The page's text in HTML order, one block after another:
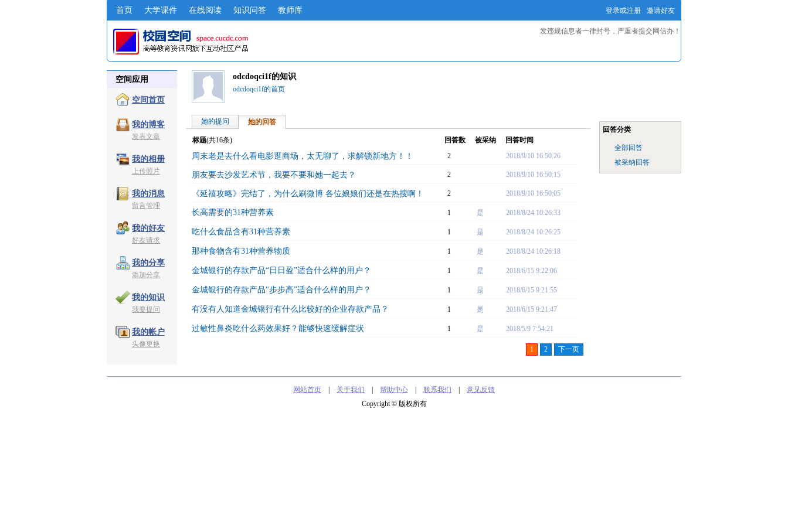
登录或注册 邀请好友
首页 大学课件 在线阅读 知识问答 教师库
发违规信息者一律封号，严重者提交网信办！
空间应用
空间首页
我的博客
发表文章
我的相册
上传照片
我的消息
留言管理
我的好友
好友请求
我的分享
添加分享
我的知识
我要提问
我的帐户
头像更换
odcdoqci1f的知识
odcdoqci1f的首页
她的提问 她的回答
标题(共16条) 回答数 被采纳 回答时间
周末老是去什么看电影逛商场，太无聊了，求解锁新地方！！ 2 2018/9/10 16:50:26
朋友要去沙发艺术节，我要不要和她一起去？ 2 2018/9/10 16:50:15
《延禧攻略》完结了，为什么刷微博 各位娘娘们还是在热搜啊！ 2 2018/9/10 16:50:05
长高需要的31种营养素 1 是 2018/8/24 10:26:33
吃什么食品含有31种营养素 1 是 2018/8/24 10:26:25
那种食物含有31种营养物质 1 是 2018/8/24 10:26:18
金城银行的存款产品“日日盈”适合什么样的用户？ 1 是 2018/6/15 9:22:06
金城银行的存款产品“步步高”适合什么样的用户？ 1 是 2018/6/15 9:21:55
有没有人知道金城银行有什么比较好的企业存款产品？ 1 是 2018/6/15 9:21:47
过敏性鼻炎吃什么药效果好？能够快速缓解症状 1 是 2018/5/9 7:54:21
1 2 下一页
回答分类
全部回答
被采纳回答
网站首页 关于我们 帮助中心 联系我们
意见反馈
Copyright © 版权所有